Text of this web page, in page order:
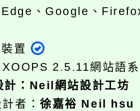
Edge、Google、
置
XOOPS 2.5.11網站語
計 ： Neil網站設計工坊
者：徐嘉裕 Neil hsu